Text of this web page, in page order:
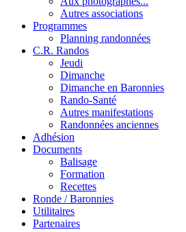
Autres associations
Programmes
Planning randonnées
C.R. Randos
Jeudi
Dimanche
Dimanche en Baronnies
Rando-Santé
Autres manifestations
Randonnées anciennes
Adhésion
Documents
Balisage
Formation
Recettes
Ronde / Baronnies
Utilitaires
Partenaires